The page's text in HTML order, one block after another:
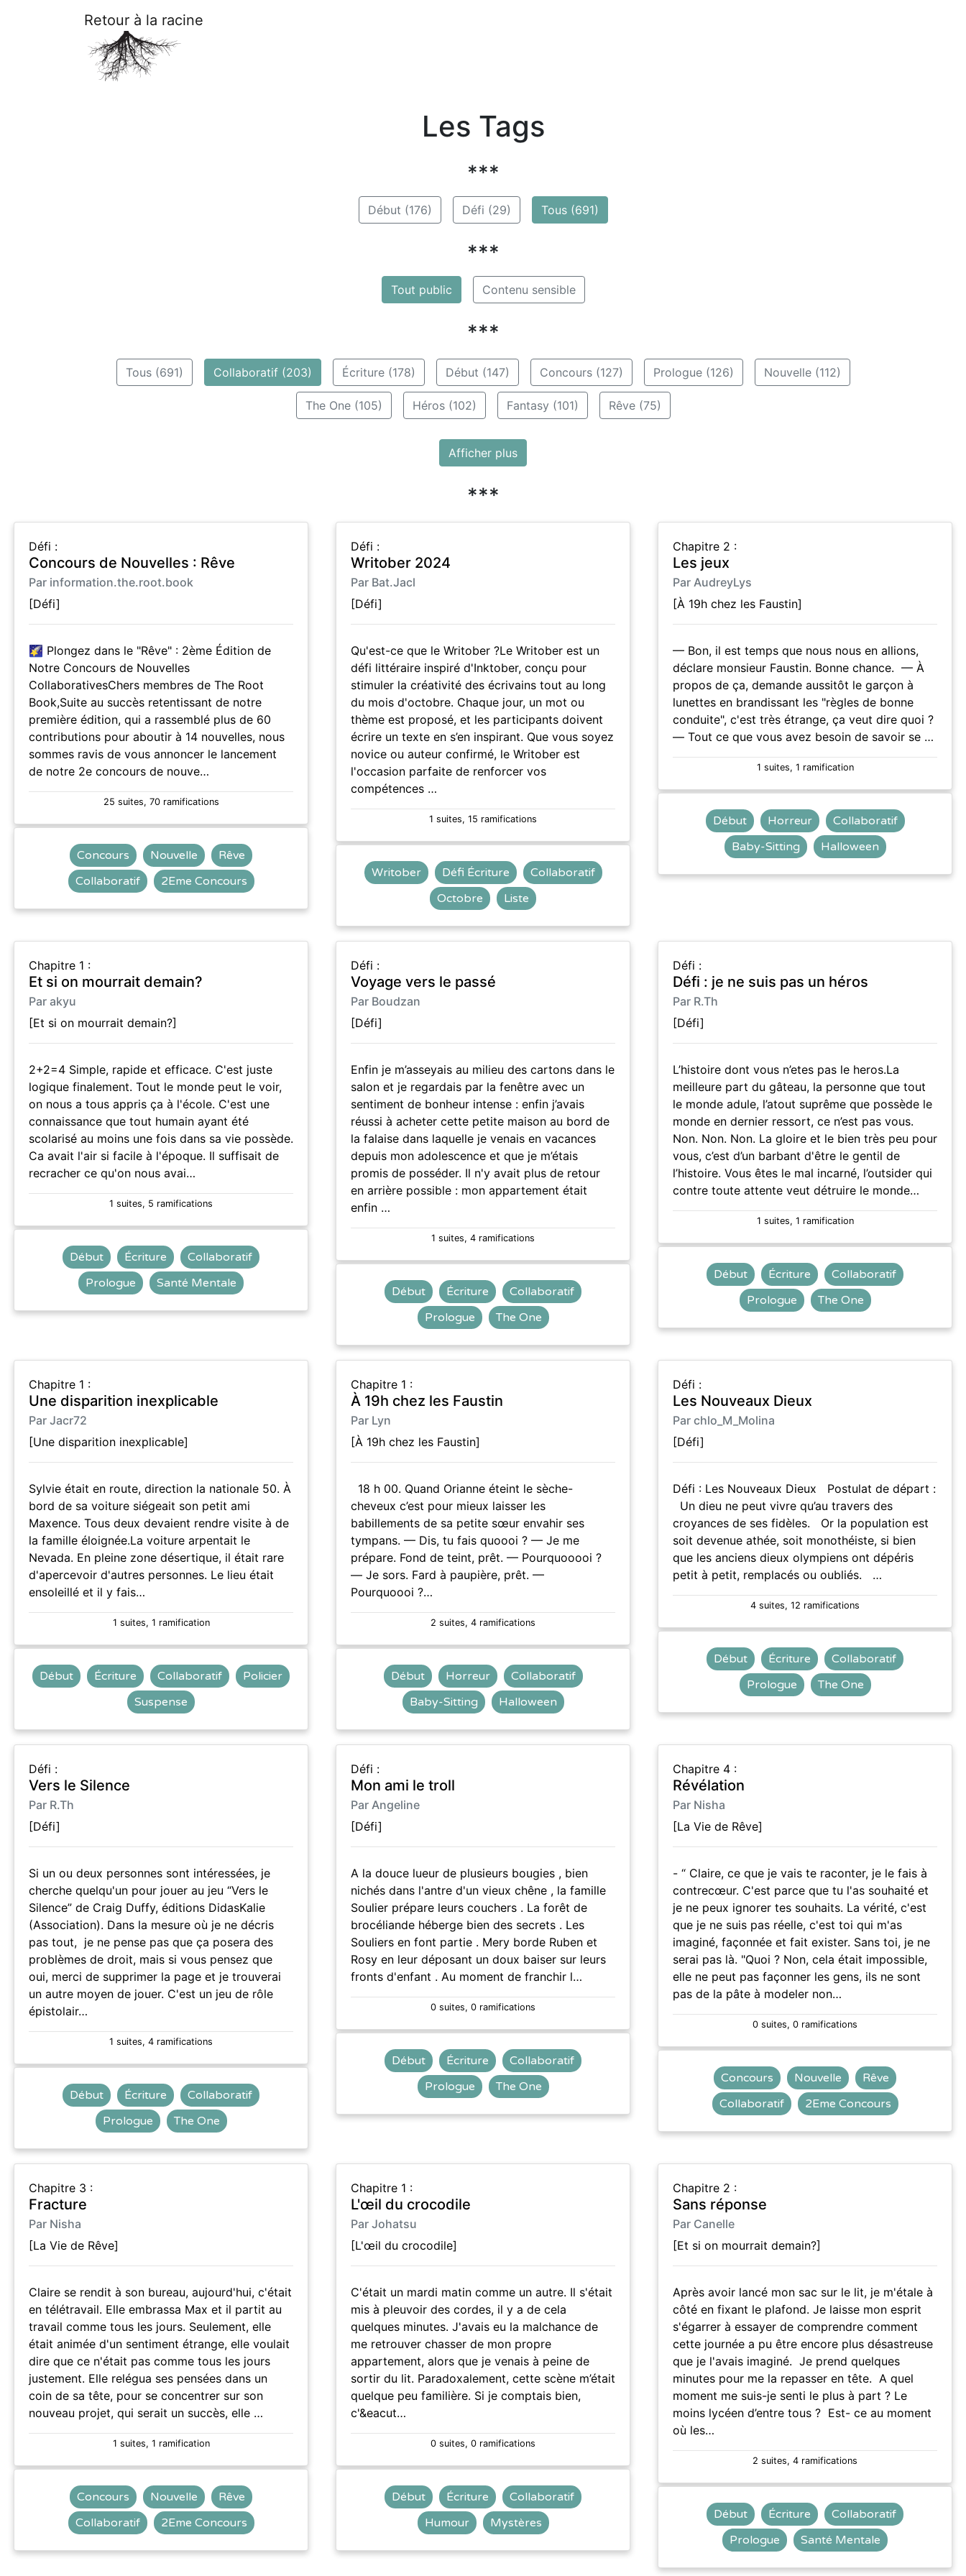
Retour à la racine
Les Tags
***
Début (176) Défi (29) Tous (691)
***
Tout public Contenu sensible
***
Tous (691) Collaboratif (203) Écriture (178) Début (147) Concours (127) Prologue (126) Nouvelle (112)
The One (105) Héros (102) Fantasy (101) Rêve (75)
Afficher plus
***
Défi :
Concours de Nouvelles : Rêve
Par information.the.root.book
[Défi]
🌠 Plongez dans le "Rêve" : 2ème Édition de
Notre Concours de Nouvelles
CollaborativesChers membres de The Root
Book,Suite au succès retentissant de notre
première édition, qui a rassemblé plus de 60
contributions pour aboutir à 14 nouvelles, nous
sommes ravis de vous annoncer le lancement
de notre 2e concours de nouve…
25 suites, 70 ramifications
Concours Nouvelle
Rêve
Collaboratif
2Eme Concours
Défi :
Writober 2024
Par Bat.Jacl
[Défi]
Qu'est-ce que le Writober ?Le Writober est un
défi littéraire inspiré d'Inktober, conçu pour
stimuler la créativité des écrivains tout au long
du mois d'octobre. Chaque jour, un mot ou
thème est proposé, et les participants doivent
écrire un texte en s’en inspirant. Que vous soyez
novice ou auteur confirmé, le Writober est
l'occasion parfaite de renforcer vos
compétences …
1 suites, 15 ramifications
Writober Défi Écriture
Collaboratif
Octobre
Liste
Chapitre 2 :
Les jeux
Par AudreyLys
[À 19h chez les Faustin]
— Bon, il est temps que nous nous en allions,
déclare monsieur Faustin. Bonne chance. — À
propos de ça, demande aussitôt le garçon à
lunettes en brandissant les "règles de bonne
conduite", c'est très étrange, ça veut dire quoi ?
— Tout ce que vous avez besoin de savoir se …
1 suites, 1 ramification
Début Horreur
Collaboratif
Baby-Sitting
Halloween
Chapitre 1 :
Et si on mourrait demain?
Par akyu
[Et si on mourrait demain?]
2+2=4 Simple, rapide et efficace. C'est juste
logique finalement. Tout le monde peut le voir,
on nous a tous appris ça à l'école. C'est une
connaissance que tout humain ayant été
scolarisé au moins une fois dans sa vie possède.
Ca avait l'air si facile à l'époque. Il suffisait de
recracher ce qu'on nous avai…
1 suites, 5 ramifications
Début Écriture
Collaboratif
Prologue
Santé Mentale
Défi :
Voyage vers le passé
Par Boudzan
[Défi]
Enfin je m’asseyais au milieu des cartons dans le
salon et je regardais par la fenêtre avec un
sentiment de bonheur intense : enfin j’avais
réussi à acheter cette petite maison au bord de
la falaise dans laquelle je venais en vacances
depuis mon adolescence et que je m’étais
promis de posséder. Il n'y avait plus de retour
en arrière possible : mon appartement était
enfin …
1 suites, 4 ramifications
Début Écriture
Collaboratif
Prologue
The One
Défi :
Défi : je ne suis pas un héros
Par R.Th
[Défi]
L’histoire dont vous n’etes pas le heros.La
meilleure part du gâteau, la personne que tout
le monde adule, l’atout suprême que possède le
monde en dernier ressort, ce n’est pas vous.
Non. Non. Non. La gloire et le bien très peu pour
vous, c’est d’un barbant d'être le gentil de
l’histoire. Vous êtes le mal incarné, l’outsider qui
contre toute attente veut détruire le monde…
1 suites, 1 ramification
Début Écriture
Collaboratif
Prologue
The One
Chapitre 1 :
Une disparition inexplicable
Par Jacr72
[Une disparition inexplicable]
Sylvie était en route, direction la nationale 50. À
bord de sa voiture siégeait son petit ami
Maxence. Tous deux devaient rendre visite à de
la famille éloignée.La voiture arpentait le
Nevada. En pleine zone désertique, il était rare
d'apercevoir d'autres personnes. Le lieu était
ensoleillé et il y fais…
1 suites, 1 ramification
Début Écriture Collaboratif
Policier
Suspense
Chapitre 1 :
À 19h chez les Faustin
Par Lyn
[À 19h chez les Faustin]
18 h 00. Quand Orianne éteint le sèche-
cheveux c’est pour mieux laisser les
babillements de sa petite sœur envahir ses
tympans. — Dis, tu fais quoooi ? — Je me
prépare. Fond de teint, prêt. — Pourquooooi ?
— Je sors. Fard à paupière, prêt. —
Pourquoooi ?…
2 suites, 4 ramifications
Début Horreur
Collaboratif
Baby-Sitting
Halloween
Défi :
Les Nouveaux Dieux
Par chlo_M_Molina
[Défi]
Défi : Les Nouveaux Dieux Postulat de départ :
Un dieu ne peut vivre qu’au travers des
croyances de ses fidèles. Or la population est
soit devenue athée, soit monothéiste, si bien
que les anciens dieux olympiens ont dépéris
petit à petit, remplacés ou oubliés. …
4 suites, 12 ramifications
Début Écriture
Collaboratif
Prologue
The One
Défi :
Vers le Silence
Par R.Th
[Défi]
Si un ou deux personnes sont intéressées, je
cherche quelqu'un pour jouer au jeu “Vers le
Silence” de Craig Duffy, éditions DidasKalie
(Association). Dans la mesure où je ne décris
pas tout, je ne pense pas que ça posera des
problèmes de droit, mais si vous pensez que
oui, merci de supprimer la page et je trouverai
un autre moyen de jouer. C'est un jeu de rôle
épistolair…
1 suites, 4 ramifications
Début Écriture
Collaboratif
Prologue
The One
Défi :
Mon ami le troll
Par Angeline
[Défi]
A la douce lueur de plusieurs bougies , bien
nichés dans l'antre d'un vieux chêne , la famille
Soulier prépare leurs couchers . La forêt de
brocéliande héberge bien des secrets . Les
Souliers en font partie . Mery borde Ruben et
Rosy en leur déposant un doux baiser sur leurs
fronts d'enfant . Au moment de franchir l…
0 suites, 0 ramifications
Début Écriture
Collaboratif
Prologue
The One
Chapitre 4 :
Révélation
Par Nisha
[La Vie de Rêve]
- “ Claire, ce que je vais te raconter, je le fais à
contrecœur. C'est parce que tu l'as souhaité et
je ne peux ignorer tes souhaits. La vérité, c'est
que je ne suis pas réelle, c'est toi qui m'as
imaginé, façonnée et fait exister. Sans toi, je ne
serai pas là. "Quoi ? Non, cela était impossible,
elle ne peut pas façonner les gens, ils ne sont
pas de la pâte à modeler non…
0 suites, 0 ramifications
Concours Nouvelle
Rêve
Collaboratif
2Eme Concours
Chapitre 3 :
Fracture
Par Nisha
[La Vie de Rêve]
Claire se rendit à son bureau, aujourd'hui, c'était
en télétravail. Elle embrassa Max et il partit au
travail comme tous les jours. Seulement, elle
était animée d'un sentiment étrange, elle voulait
dire que ce n'était pas comme tous les jours
justement. Elle relégua ses pensées dans un
coin de sa tête, pour se concentrer sur son
nouveau projet, qui serait un succès, elle …
1 suites, 1 ramification
Concours Nouvelle
Rêve
Collaboratif
2Eme Concours
Chapitre 1 :
L'œil du crocodile
Par Johatsu
[L'œil du crocodile]
C'était un mardi matin comme un autre. Il s'était
mis à pleuvoir des cordes, il y a de cela
quelques minutes. J'avais eu la malchance de
me retrouver chasser de mon propre
appartement, alors que je venais à peine de
sortir du lit. Paradoxalement, cette scène m’était
quelque peu familière. Si je comptais bien,
c'&eacut…
0 suites, 0 ramifications
Début Écriture
Collaboratif
Humour
Mystères
Chapitre 2 :
Sans réponse
Par Canelle
[Et si on mourrait demain?]
Après avoir lancé mon sac sur le lit, je m'étale à
côté en fixant le plafond. Je laisse mon esprit
s'égarrer à essayer de comprendre comment
cette journée a pu être encore plus désastreuse
que je l'avais imaginé. Je prend quelques
minutes pour me la repasser en tête. A quel
moment me suis-je senti le plus à part ? Le
moins lycéen d’entre tous ? Est- ce au moment
où les…
2 suites, 4 ramifications
Début Écriture
Collaboratif
Prologue
Santé Mentale